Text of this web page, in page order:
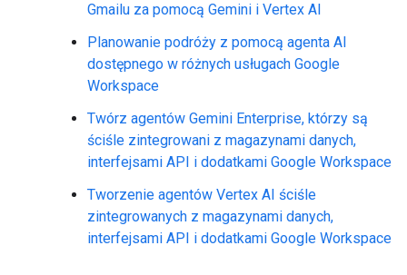
Gmailu za pomocą Gemini i Vertex AI
Planowanie podróży z pomocą agenta AI
dostępnego w różnych usługach Google
Workspace
Twórz agentów Gemini Enterprise, którzy są
ściśle zintegrowani z magazynami danych,
interfejsami API i dodatkami Google Workspace
Tworzenie agentów Vertex AI ściśle
zintegrowanych z magazynami danych,
interfejsami API i dodatkami Google Workspace